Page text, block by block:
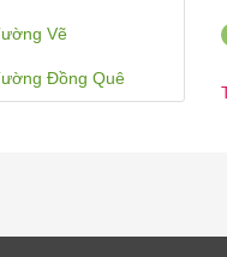
Vẽ
Đồng Quê